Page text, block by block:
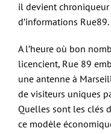
il devient
d’informations Rue89.
A l’heure où bon
licencient, Rue 89
une antenne à
de visiteurs uniques
Quelles sont les clés
ce modèle